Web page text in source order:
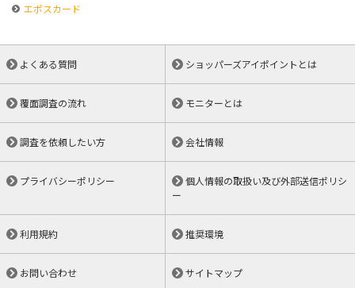
エポスカード
よくある質問 ショッパーズアイポイントとは
覆面調査の流れ モニターとは
調査を依頼したい方 会社情報
プライバシーポリシー
個人情報の取扱い及び外部送信ポリシ
ー
利用規約 推奨環境
お問い合わせ サイトマップ